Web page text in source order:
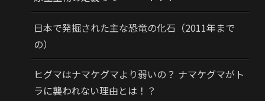
日本で発掘された主な恐竜の化石（2011年まで
の）
ヒグマはナマケグマより弱いの？ ナマケグマがト
ラに襲われない理由とは！？